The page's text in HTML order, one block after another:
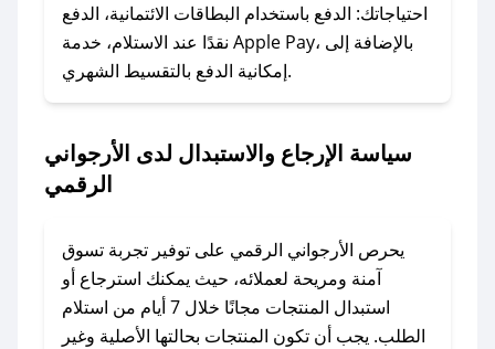
### ماذا أفعل إذا لم أجد كود خصم لمتجري
المفضل؟
في حال عدم توفر كوبونات لمتجرك المفضل، يمكنك
أسرع وقت ممكن.
الأرجواني الرقمي؟
للحصول على كوبونات وخصومات حصرية، قم بما
يلي:
احتياجاتك: الدفع باستخدام البطاقات الائتمانية، الدفع
نقدًا عند الاستلام، خدمة Apple Pay، بالإضافة إلى
إمكانية الدفع بالتقسيط الشهري.
سياسة الإرجاع والاستبدال لدى الأرجواني
الرقمي
يحرص الأرجواني الرقمي على توفير تجربة تسوق
آمنة ومريحة لعملائه، حيث يمكنك استرجاع أو
استبدال المنتجات مجانًا خلال 7 أيام من استلام
الطلب. يجب أن تكون المنتجات بحالتها الأصلية وغير